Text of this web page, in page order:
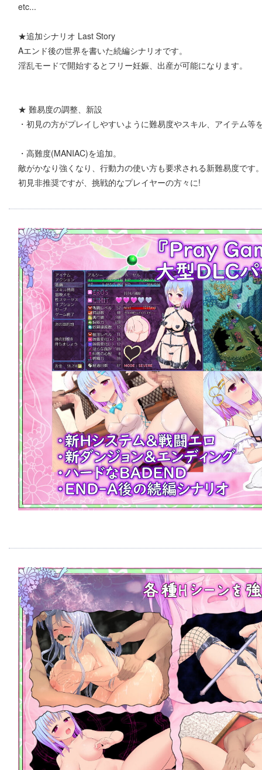
etc...
★追加シナリオ Last Story
Aエンド後の世界を書いた続編シナリオです。
淫乱モードで開始するとフリー妊娠、出産が可能になります。
★ 難易度の調整、新設
・初見の方がプレイしやすいように難易度やスキル、アイテム等
・高難度(MANIAC)を追加。
敵がかなり強くなり、行動力の使い方も要求される新難易度です
初見非推奨ですが、挑戦的なプレイヤーの方々に!